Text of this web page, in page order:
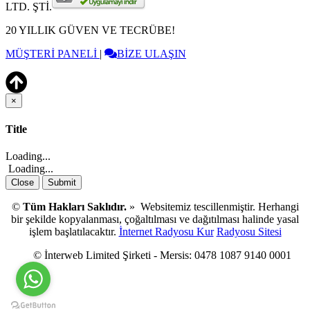
LTD. ŞTİ.
20 YILLIK GÜVEN VE TECRÜBE!
MÜŞTERİ PANELİ | BİZE ULAŞIN
×
Close
Title
Loading...
Loading...
Close Submit
© Tüm Hakları Saklıdır.» Websitemiz tescillenmiştir. Herhangi
bir şekilde kopyalanması, çoğaltılması ve dağıtılması halinde yasal
işlem başlatılacaktır. İnternet Radyosu Kur Radyosu Sitesi
© İnterweb Limited Şirketi - Mersis: 0478 1087 9140 0001